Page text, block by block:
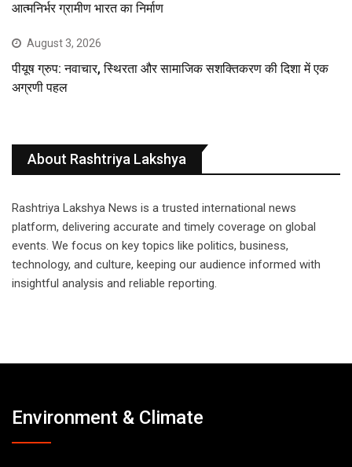
आत्मनिर्भर ग्रामीण भारत का निर्माण
August 3, 2026
पीयूष ग्रुप: नवाचार, स्थिरता और सामाजिक सशक्तिकरण की दिशा में एक
अग्रणी पहल
About Rashtriya Lakshya
Rashtriya Lakshya News is a trusted international news
platform, delivering accurate and timely coverage on global
events. We focus on key topics like politics, business,
technology, and culture, keeping our audience informed with
insightful analysis and reliable reporting.
Environment & Climate